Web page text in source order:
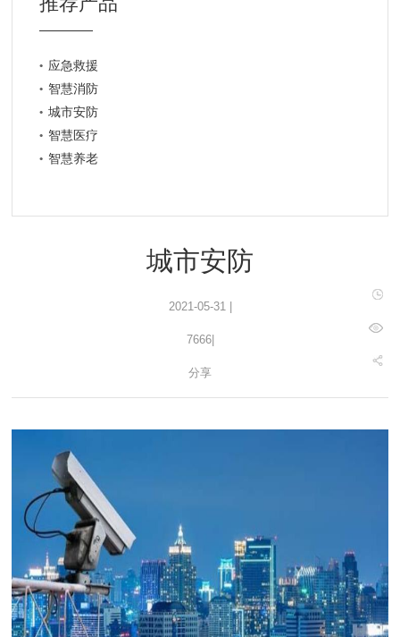
应急救援
智慧消防
城市安防
智慧医疗
智慧养老
城市安防
2021-05-31 |
7666|
分享